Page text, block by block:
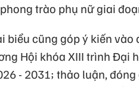
trào phụ nữ giai
biểu cũng góp ý kiến
Hội khóa XIII trình Đại
- 2031; thảo luận,